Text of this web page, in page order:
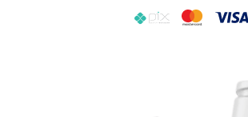
PIX MasterCard
VISA